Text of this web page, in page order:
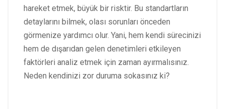
hareket etmek, büyük bir risktir. Bu standartların
detaylarını bilmek, olası sorunları önceden
görmenize yardımcı olur. Yani, hem kendi sürecinizi
hem de dışarıdan gelen denetimleri etkileyen
faktörleri analiz etmek için zaman ayırmalısınız.
Neden kendinizi zor duruma sokasınız ki?